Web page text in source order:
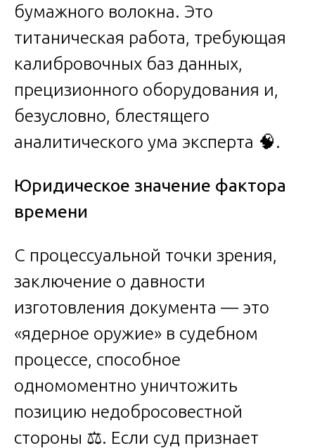
бумажного волокна. Это
титаническая работа, требующая
калибровочных баз данных,
прецизионного оборудования и,
безусловно, блестящего
аналитического ума эксперта 🧠.
Юридическое значение фактора
времени
С процессуальной точки зрения,
заключение о давности
изготовления документа — это
«ядерное оружие» в судебном
процессе, способное
одномоментно уничтожить
позицию недобросовестной
стороны ⚖️. Если суд признает